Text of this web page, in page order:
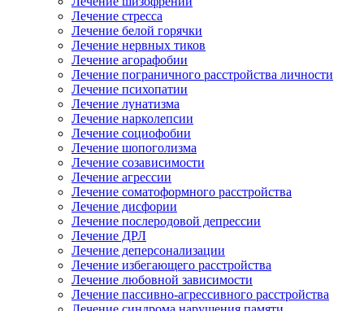
Лечение стресса
Лечение белой горячки
Лечение нервных тиков
Лечение агорафобии
Лечение пограничного расстройства личности
Лечение психопатии
Лечение лунатизма
Лечение нарколепсии
Лечение социофобии
Лечение шопоголизма
Лечение созависимости
Лечение агрессии
Лечение соматоформного расстройства
Лечение дисфории
Лечение послеродовой депрессии
Лечение ДРЛ
Лечение деперсонализации
Лечение избегающего расстройства
Лечение любовной зависимости
Лечение пассивно-агрессивного расстройства